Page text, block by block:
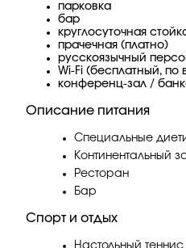
парковка
бар
круглосуточная
прачечная (платно)
русскоязычный
Wi-Fi (бесплатный, по
конференц-зал /
Описание питания
Специальные
Континентальный
Ресторан
Бар
Спорт и отдых
Настольный теннис